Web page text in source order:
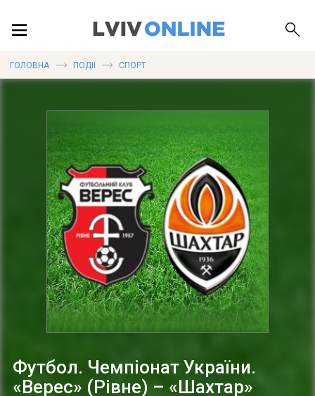
ПУБЛІКАЦІЇ
ДОВІДКА
ГОЛОВНА ПОДІЇ СПОРТ
Футбол. Чемпіонат України.
«Верес» (Рівне) – «Шахтар»